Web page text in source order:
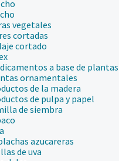
vegetales
cortadas
cortado
a base de plantas
ornamentales
de la madera
de pulpa y papel
de siembra
azucareras
de uva